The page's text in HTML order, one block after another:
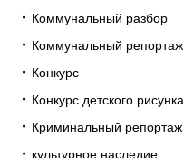
Коммунальный разбор
Коммунальный репортаж
Конкурс
Конкурс детского рисунка
Криминальный репортаж
культурное наследие